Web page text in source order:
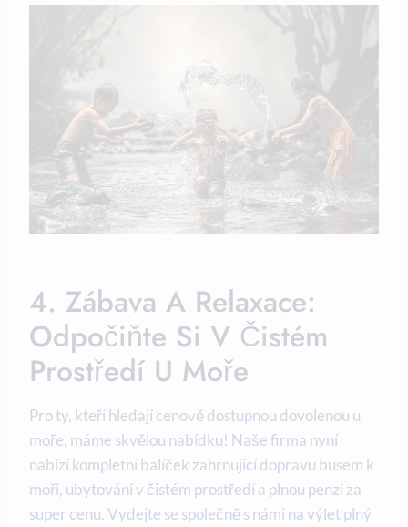
4. Zábava ‍a Relaxace:
Odpočiňte Si V Čistém
Prostředí U ⁢moře
Pro ty, kteří hledají cenově⁣ dostupnou dovolenou ⁤u
moře, máme skvělou⁤ nabídku! Naše firma nyní ​
nabízí kompletní balíček zahrnující⁣ dopravu ​busem k
moři, ubytování v čistém prostředí a plnou penzi za
super cenu. Vydejte se společně⁣ s⁢ námi na ⁢výlet plný